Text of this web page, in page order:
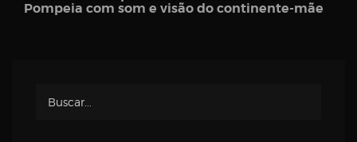
Pompeia com som e visão do continente-mãe